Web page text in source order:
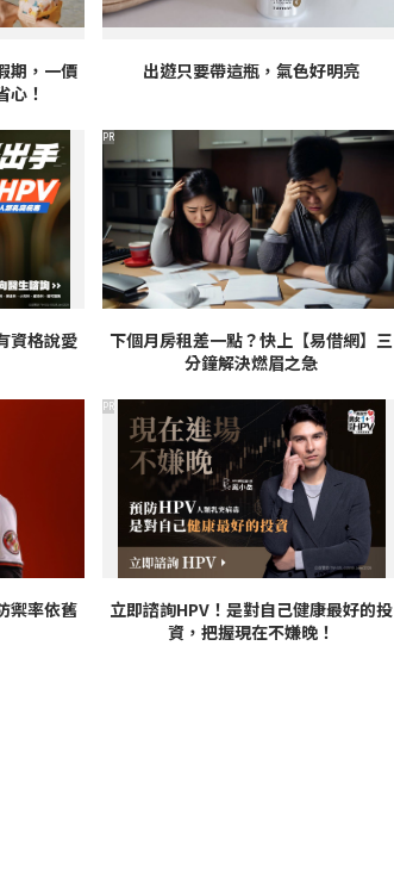
期，一價
心！
出遊只要帶這瓶，氣色好明亮
資格說愛
下個月房租差一點？快上【易借網】三
分鐘解決燃眉之急
PR
禦率依舊
立即諮詢HPV！是對自己健康最好的投
資，把握現在不嫌晚！
PR